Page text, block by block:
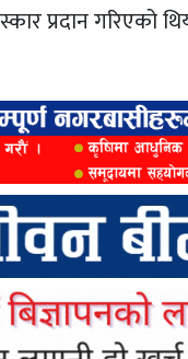
प्रदान गरिएको